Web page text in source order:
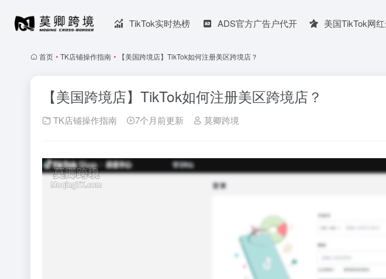
TikTok实时热榜 ADS官方广告户代开 美国TikTok网
首页 • TK店铺操作指南 • 【美国跨境店】TikTok如何注册美区跨境店？
【美国跨境店】TikTok如何注册美区跨境店？
TK店铺操作指南 7个月前更新 莫卿跨境